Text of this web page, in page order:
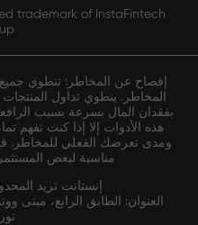
trademark of InstaFintech
إفصاح عن المخاطر: تنطوي
المخاطر. ينطوي تداول
بفقدان المال بسرعة بسبب
هذه الأدوات إلا إذا كنت تفهم
ومدى تعرضك الفعلي للمخاطر. قد
مناسبة لبعض
إنستانت تريد
العنوان: الطابق الرابع، مبنى